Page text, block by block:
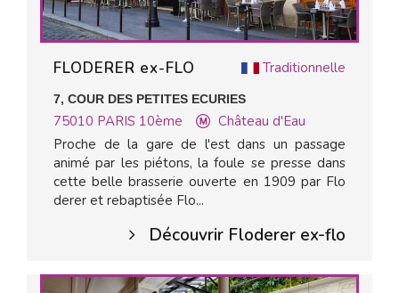
Traditionnelle
FLODERER ex-FLO
7, COUR DES PETITES ECURIES
75010 PARIS 10ème
Château d'Eau
Proche de la gare de l'est dans un passage
animé par les piétons, la foule se presse dans
cette belle brasserie ouverte en 1909 par Flo
derer et rebaptisée Flo...
Découvrir Floderer ex-flo